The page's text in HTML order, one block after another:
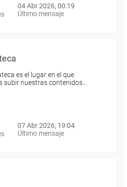
04 Abr 2026, 00:19
Último mensaje
es el lugar en el que
subir nuestras contenidos…
07 Abr 2026, 19:04
Último mensaje